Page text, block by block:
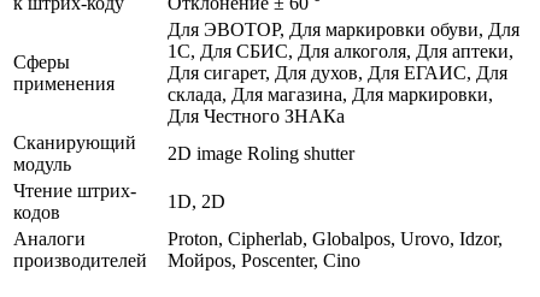
Сферы
применения
Для ЭВОТОР, Для маркировки обуви, Для
1С, Для СБИС, Для алкоголя, Для аптеки,
Для сигарет, Для духов, Для ЕГАИС, Для
склада, Для магазина, Для маркировки,
Для Честного ЗНАКа
Сканирующий
модуль
2D image Roling shutter
Чтение штрих-
кодов
1D, 2D
Аналоги
производителей
Proton, Cipherlab, Globalpos, Urovo, Idzor,
Мойpos, Poscenter, Cino